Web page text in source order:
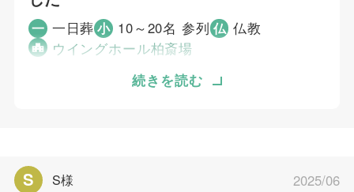
一 一日葬小 10～20名 参列 仏 仏教
ウイングホール柏斎場
母の遺産の相続のことや、父が亡くなってしま
儀がとても良かったため、今回も決めました。
また、納棺師の方による心のこもった湯灌をし
続きを読む
S S様 2025/06